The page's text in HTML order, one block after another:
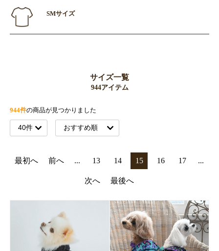
サイズ一覧
944アイテム
SMサイズ
944件の商品が見つかりました
最初へ 前へ ... 13 14 15 16 17 ...
次へ 最後へ